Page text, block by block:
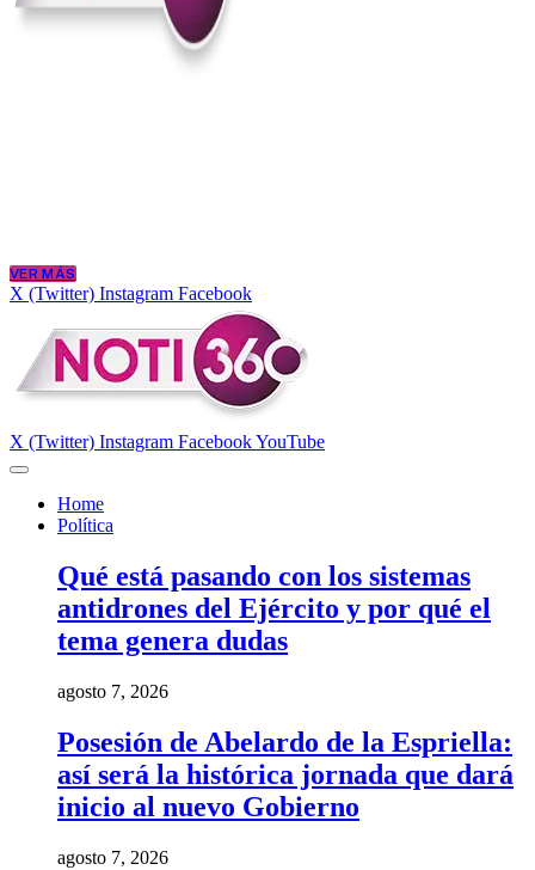
VER MÁS
X (Twitter) Instagram Facebook
X (Twitter) Instagram FacebookYouTube
Home
Política
Qué está pasando con los sistemas
antidrones del Ejército y por qué el
tema genera dudas
agosto 7, 2026
Posesión de Abelardo de la Espriella:
así será la histórica jornada que dará
inicio al nuevo Gobierno
agosto 7, 2026